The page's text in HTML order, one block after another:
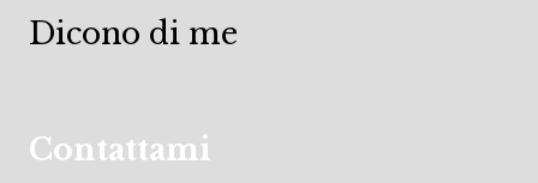
Dicono di me
Contattami